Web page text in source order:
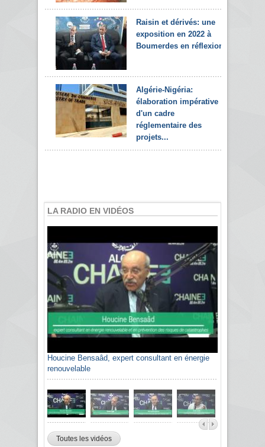
Raisin et dérivés: une
exposition en 2022 à
Boumerdes en réflexion
Algérie-Nigéria:
élaboration impérative
d'un cadre
réglementaire des
projets...
LA RADIO EN VIDÉOS
Houcine Bensaâd, expert consultant en énergie
renouvelable
Toutes les vidéos